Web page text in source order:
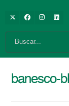
banesco-